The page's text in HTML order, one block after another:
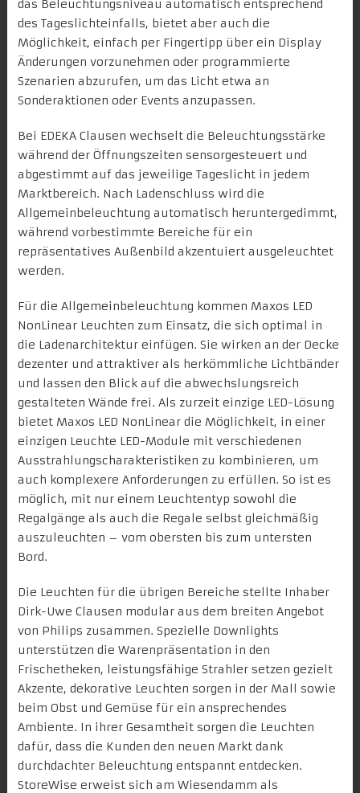
das Beleuchtungsniveau automatisch entsprechend
des Tageslichteinfalls, bietet aber auch die
Möglichkeit, einfach per Fingertipp über ein Display
Änderungen vorzunehmen oder programmierte
Szenarien abzurufen, um das Licht etwa an
Sonderaktionen oder Events anzupassen.
Bei EDEKA Clausen wechselt die Beleuchtungsstärke
während der Öffnungszeiten sensorgesteuert und
abgestimmt auf das jeweilige Tageslicht in jedem
Marktbereich. Nach Ladenschluss wird die
Allgemeinbeleuchtung automatisch heruntergedimmt,
während vorbestimmte Bereiche für ein
repräsentatives Außenbild akzentuiert ausgeleuchtet
werden.
Für die Allgemeinbeleuchtung kommen Maxos LED
NonLinear Leuchten zum Einsatz, die sich optimal in
die Ladenarchitektur einfügen. Sie wirken an der Decke
dezenter und attraktiver als herkömmliche Lichtbänder
und lassen den Blick auf die abwechslungsreich
gestalteten Wände frei. Als zurzeit einzige LED-Lösung
bietet Maxos LED NonLinear die Möglichkeit, in einer
einzigen Leuchte LED-Module mit verschiedenen
Ausstrahlungscharakteristiken zu kombinieren, um
auch komplexere Anforderungen zu erfüllen. So ist es
möglich, mit nur einem Leuchtentyp sowohl die
Regalgänge als auch die Regale selbst gleichmäßig
auszuleuchten – vom obersten bis zum untersten
Bord.
Die Leuchten für die übrigen Bereiche stellte Inhaber
Dirk-Uwe Clausen modular aus dem breiten Angebot
von Philips zusammen. Spezielle Downlights
unterstützen die Warenpräsentation in den
Frischetheken, leistungsfähige Strahler setzen gezielt
Akzente, dekorative Leuchten sorgen in der Mall sowie
beim Obst und Gemüse für ein ansprechendes
Ambiente. In ihrer Gesamtheit sorgen die Leuchten
dafür, dass die Kunden den neuen Markt dank
durchdachter Beleuchtung entspannt entdecken.
StoreWise erweist sich am Wiesendamm als